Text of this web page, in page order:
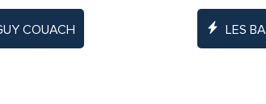
COUACH LES